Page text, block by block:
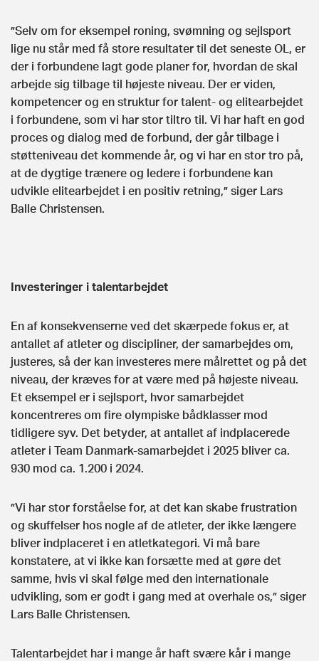
”Selv om for eksempel roning, svømning og sejlsport
lige nu står med få store resultater til det seneste OL, er
der i forbundene lagt gode planer for, hvordan de skal
arbejde sig tilbage til højeste niveau. Der er viden,
kompetencer og en struktur for talent- og elitearbejdet
i forbundene, som vi har stor tiltro til. Vi har haft en god
proces og dialog med de forbund, der går tilbage i
støtteniveau det kommende år, og vi har en stor tro på,
at de dygtige trænere og ledere i forbundene kan
udvikle elitearbejdet i en positiv retning,” siger Lars
Balle Christensen.
Investeringer i talentarbejdet
En af konsekvenserne ved det skærpede fokus er, at
antallet af atleter og discipliner, der samarbejdes om,
justeres, så der kan investeres mere målrettet og på det
niveau, der kræves for at være med på højeste niveau.
Et eksempel er i sejlsport, hvor samarbejdet
koncentreres om fire olympiske bådklasser mod
tidligere syv. Det betyder, at antallet af indplacerede
atleter i Team Danmark-samarbejdet i 2025 bliver ca.
930 mod ca. 1.200 i 2024.
”Vi har stor forståelse for, at det kan skabe frustration
og skuffelser hos nogle af de atleter, der ikke længere
bliver indplaceret i en atletkategori. Vi må bare
konstatere, at vi ikke kan forsætte med at gøre det
samme, hvis vi skal følge med den internationale
udvikling, som er godt i gang med at overhale os,” siger
Lars Balle Christensen.
Talentarbejdet har i mange år haft svære kår i mange